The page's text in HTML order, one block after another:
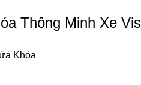
Thông Minh Xe
Khóa